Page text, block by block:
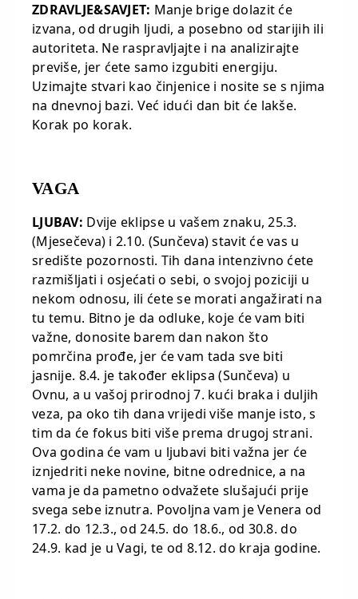
ZDRAVLJE&SAVJET: Manje brige dolazit će
izvana, od drugih ljudi, a posebno od starijih ili
autoriteta. Ne raspravljajte i na analizirajte
previše, jer ćete samo izgubiti energiju.
Uzimajte stvari kao činjenice i nosite se s njima
na dnevnoj bazi. Već idući dan bit će lakše.
Korak po korak.
VAGA
LJUBAV: Dvije eklipse u vašem znaku, 25.3.
(Mjesečeva) i 2.10. (Sunčeva) stavit će vas u
središte pozornosti. Tih dana intenzivno ćete
razmišljati i osjećati o sebi, o svojoj poziciji u
nekom odnosu, ili ćete se morati angažirati na
tu temu. Bitno je da odluke, koje će vam biti
važne, donosite barem dan nakon što
pomrčina prođe, jer će vam tada sve biti
jasnije. 8.4. je također eklipsa (Sunčeva) u
Ovnu, a u vašoj prirodnoj 7. kući braka i duljih
veza, pa oko tih dana vrijedi više manje isto, s
tim da će fokus biti više prema drugoj strani.
Ova godina će vam u ljubavi biti važna jer će
iznjedriti neke novine, bitne odrednice, a na
vama je da pametno odvažete slušajući prije
svega sebe iznutra. Povoljna vam je Venera od
17.2. do 12.3., od 24.5. do 18.6., od 30.8. do
24.9. kad je u Vagi, te od 8.12. do kraja godine.